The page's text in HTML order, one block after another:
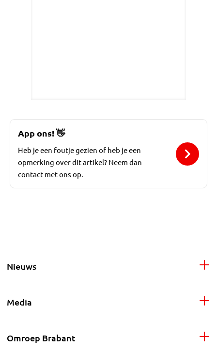
App ons!👋
Heb je een foutje gezien of heb je een
opmerking over dit artikel? Neem dan
contact met ons op.
Nieuws
Media
Omroep Brabant